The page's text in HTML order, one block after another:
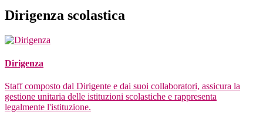
Dirigenza scolastica
Dirigenza
Staff composto dal Dirigente e dai suoi collaboratori, assicura la
gestione unitaria delle istituzioni scolastiche e rappresenta
legalmente l'istituzione.